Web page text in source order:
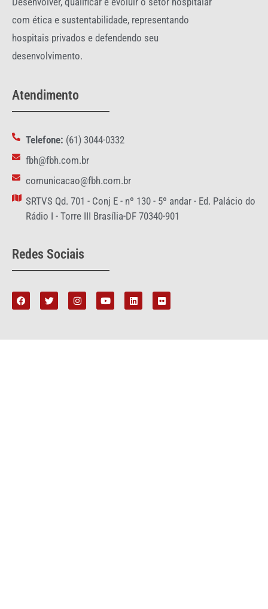
com ética e sustentabilidade, representando
hospitais privados e defendendo seu
desenvolvimento.
Atendimento
Telefone: (61) 3044-0332
fbh@fbh.com.br
comunicacao@fbh.com.br
SRTVS Qd. 701 - Conj E - nº 130 - 5º andar - Ed. Palácio do
Rádio I - Torre III Brasília-DF 70340-901
Redes Sociais